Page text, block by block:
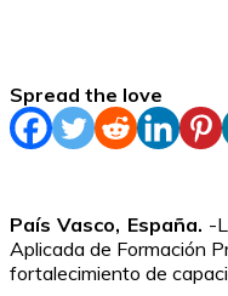
Spread the love
País Vasco, España. -
Aplicada de Formación
fortalecimiento de